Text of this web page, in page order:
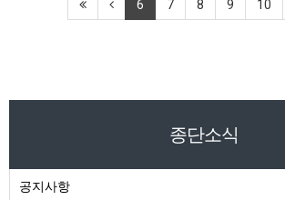
6 7 8 9 10
종단소식
공지사항